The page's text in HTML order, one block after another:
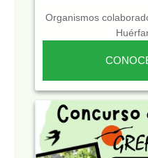
Organismos